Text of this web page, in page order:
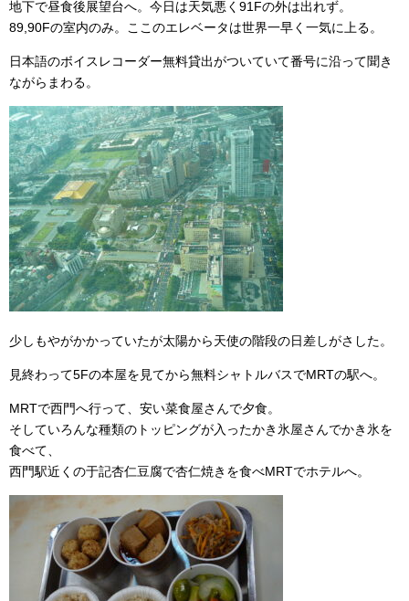
地下で昼食後展望台へ。今日は天気悪く91Fの外は出れず。
89,90Fの室内のみ。ここのエレベータは世界一早く一気に上る。
日本語のボイスレコーダー無料貸出がついていて番号に沿って聞き
ながらまわる。
少しもやがかかっていたが太陽から天使の階段の日差しがさした。
見終わって5Fの本屋を見てから無料シャトルバスでMRTの駅へ。
MRTで西門へ行って、安い菜食屋さんで夕食。
そしていろんな種類のトッピングが入ったかき氷屋さんでかき氷を
食べて、
西門駅近くの于記杏仁豆腐で杏仁焼きを食べMRTでホテルへ。